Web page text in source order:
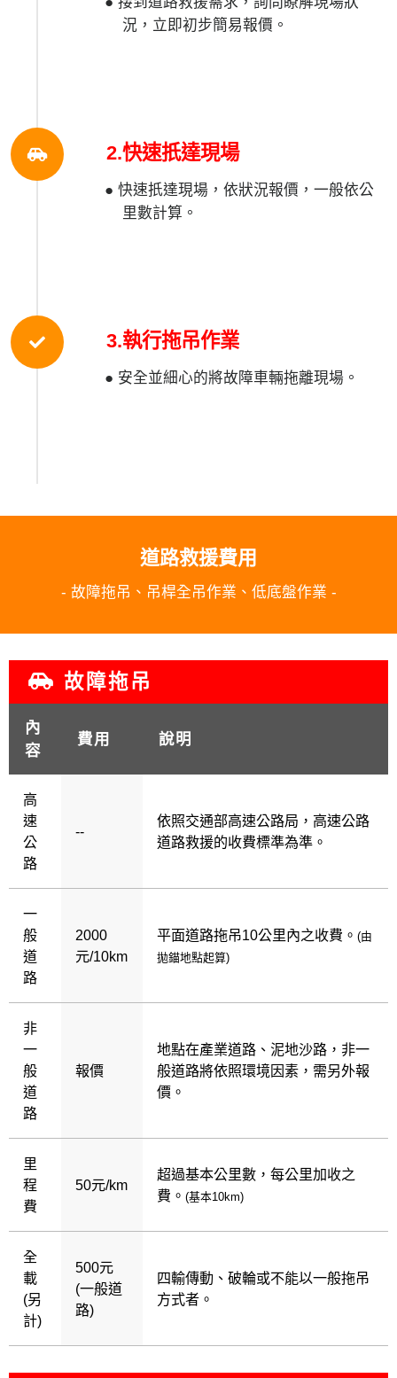
況，立即初步簡易報價。
2.快速扺達現場
● 快速扺達現場，依狀況報價，一般依公
里數計算。
3.執行拖吊作業
● 安全並細心的將故障車輛拖離現場。
道路救援費用
- 故障拖吊、吊桿全吊作業、低底盤作業 -
故障拖吊
內
容
費用 說明
高
速
公
路
--
依照交通部高速公路局，高速公路
道路救援的收費標準為準。
一
般
道
路
2000
元/10km
平面道路拖吊10公里內之收費。(由
拋錨地點起算)
非
一
般
道
路
報價
地點在產業道路、泥地沙路，非一
般道路將依照環境因素，需另外報
價。
里
程
費
50元/km
超過基本公里數，每公里加收之
費。(基本10km)
全
載
(另
計)
500元
(一般道
路)
四輸傳動、破輪或不能以一般拖吊
方式者。